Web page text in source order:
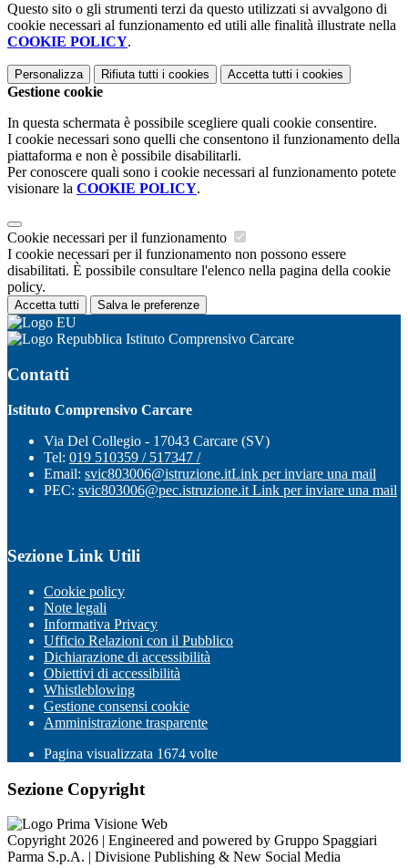
Questo sito o gli strumenti terzi da questo utilizzati si avvalgono di
cookie necessari al funzionamento ed utili alle finalità illustrate nella
COOKIE POLICY.
Personalizza Rifiuta tutti i cookies Accetta tutti i cookies
Gestione cookie
In questa schermata è possibile scegliere quali cookie consentire.
I cookie necessari sono quelli che consentono il funzionamento della
piattaforma e non è possibile disabilitarli.
Per conoscere quali sono i cookie necessari al funzionamento potete
visionare la COOKIE POLICY.
Cookie necessari per il funzionamento
I cookie necessari per il funzionamento non possono essere
disabilitati. È possibile consultare l'elenco nella pagina della cookie
policy.
Accetta tutti Salva le preferenze
Istituto Comprensivo Carcare
Contatti
Istituto Comprensivo Carcare
Via Del Collegio - 17043 Carcare (SV)
Tel: 019 510359 / 517347 /
Email: svic803006@istruzione.itLink per inviare una mail
PEC: svic803006@pec.istruzione.it Link per inviare una mail
Sezione Link Utili
Cookie policy
Note legali
Informativa Privacy
Ufficio Relazioni con il Pubblico
Dichiarazione di accessibilità
Obiettivi di accessibilità
Whistleblowing
Gestione consensi cookie
Amministrazione trasparente
Pagina visualizzata 1674 volte
Sezione Copyright
Copyright 2026 | Engineered and powered by Gruppo Spaggiari
Parma S.p.A. | Divisione Publishing & New Social Media